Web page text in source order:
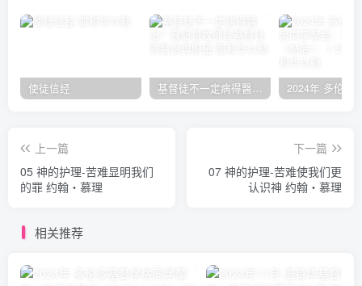
使徒信经 基督徒不一定病得醫治？寇紹恩牧師談基督徒的醫治與盼望
上一篇
05 神的护理-苦难显明我们
的罪 约翰‧慕理
下一篇
07 神的护理-苦难使我们更
认识神 约翰‧慕理
相关推荐